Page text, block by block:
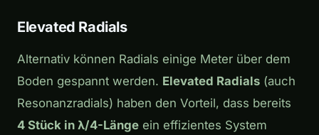
Elevated Radials
Alternativ können Radials einige Meter über dem
Boden gespannt werden. Elevated Radials (auch
Resonanzradials) haben den Vorteil, dass bereits
4 Stück in λ/4-Länge ein effizientes System